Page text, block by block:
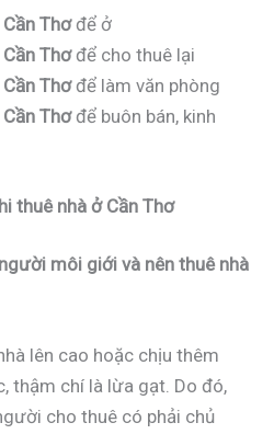
Thơđể ở
Thơđể cho thuê lại
Thơđể làm văn phòng
Thơđể buôn bán, kinh
thuê nhà ở Cần Thơ
môi giới và nên thuê nhà
lên cao hoặc chịu thêm
thậm chí là lừa gạt. Do đó,
cho thuê có phải chủ